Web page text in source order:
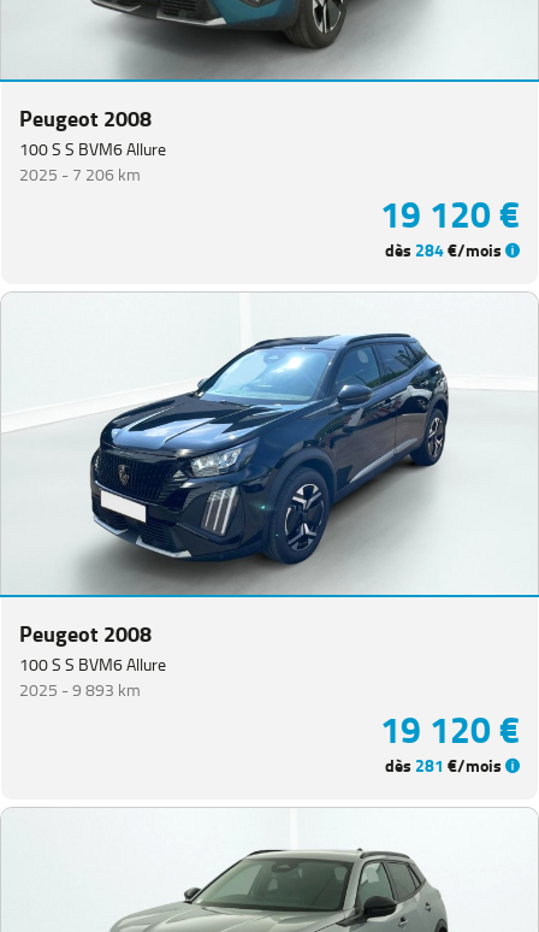
Peugeot 2008
100 S S BVM6 Allure
2025 -7 206 km
19 120 €
dès 284€/mois
Peugeot 2008
100 S S BVM6 Allure
2025 -9 893 km
19 120 €
dès 281 €/mois